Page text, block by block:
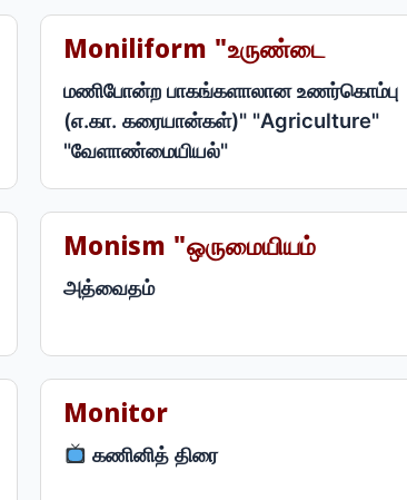
Moniliform "உருண்டை
மணிபோன்ற பாகங்களாலான உணர்கொம்பு
(எ.கா. கரையான்கள்)" "Agriculture"
"வேளாண்மையியல்"
Monism "ஒருமையியம்
அத்வைதம்
Monitor
கணினித் திரை